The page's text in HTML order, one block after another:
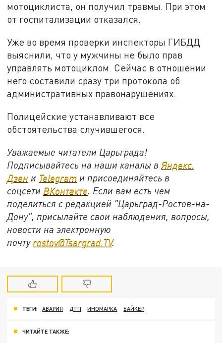
мотоциклиста, он получил травмы. При этом
от госпитализации отказался.
Уже во время проверки инспекторы ГИБДД
выяснили, что у мужчины не было прав
управлять мотоциклом. Сейчас в отношении
него составили сразу три протокола об
административных правонарушениях.
Полицейские устанавливают все
обстоятельства случившегося.
Уважаемые читатели Царьграда!
Подписывайтесь на наши каналы в Яндекс.
Дзен и Telegram и присоединяйтесь в
соцсети ВКонтакте . Если вам есть чем
поделиться с редакцией "Царьград-Ростов-на-
Дону", присылайте свои наблюдения, вопросы,
новости на электронную
почту rostov@Tsargrad.ТV.
ТЕГИ: АВАРИЯ ДТП ИНОМАРКА БАЙКЕР
ЧИТАЙТЕ ТАКЖЕ: